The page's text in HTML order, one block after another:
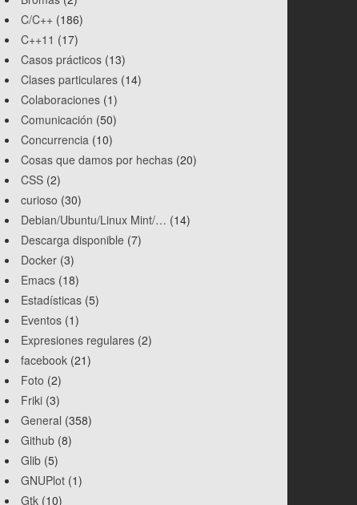
C/C++ (186)
C++11 (17)
Casos prácticos (13)
Clases particulares (14)
Colaboraciones (1)
Comunicación (50)
Concurrencia (10)
Cosas que damos por hechas (20)
CSS (2)
curioso (30)
Debian/Ubuntu/Linux Mint/… (14)
Descarga disponible (7)
Docker (3)
Emacs (18)
Estadísticas (5)
Eventos (1)
Expresiones regulares (2)
facebook (21)
Foto (2)
Friki (3)
General (358)
Github (8)
Glib (5)
GNUPlot (1)
Gtk (10)